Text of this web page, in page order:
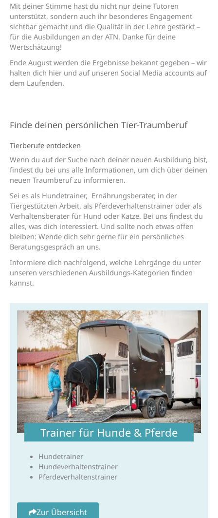
Mit deiner Stimme hast du nicht nur deine Tutoren
unterstützt, sondern auch ihr besonderes Engagement
sichtbar gemacht und die Qualität in der Lehre gestärkt –
für die Ausbildungen an der ATN. Danke für deine
Wertschätzung!
Ende August werden die Ergebnisse bekannt gegeben – wir
halten dich hier und auf unseren Social Media accounts auf
dem Laufenden.
Finde deinen persönlichen Tier-Traumberuf
Tierberufe entdecken
Wenn du auf der Suche nach deiner neuen Ausbildung bist,
findest du bei uns alle Informationen, um dich über deinen
neuen Traumberuf zu informieren.
Sei es als Hundetrainer, Ernährungsberater, in der
Tiergestützten Arbeit, als Pferdeverhaltenstrainer oder als
Verhaltensberater für Hund oder Katze. Bei uns findest du
alles, was dich interessiert. Und sollte noch etwas offen
bleiben: Wende dich sehr gerne für ein persönliches
Beratungsgespräch an uns.
Informiere dich nachfolgend, welche Lehrgänge du unter
unseren verschiedenen Ausbildungs-Kategorien finden
kannst.
Trainer für Hunde & Pferde
Hundetrainer
Hundeverhaltenstrainer
Pferdeverhaltenstrainer
Zur Übersicht